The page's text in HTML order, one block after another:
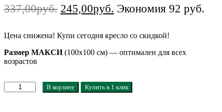
337,00руб. Первоначальная
составляла
337,00руб..
245,00руб. Текущая
245,00руб..
Экономия 92 руб.
Цена снижена! Купи сегодня кресло со скидкой!
Размер МАКСИ(100х100 см) — оптимален для всех
возрастов
Количество
товара
В корзину Купить в 1 клик